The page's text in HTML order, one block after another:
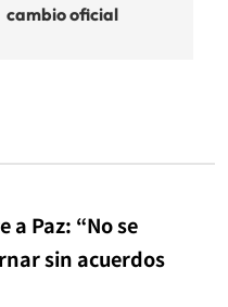
cambio oficial
a Paz: “No se
sin acuerdos